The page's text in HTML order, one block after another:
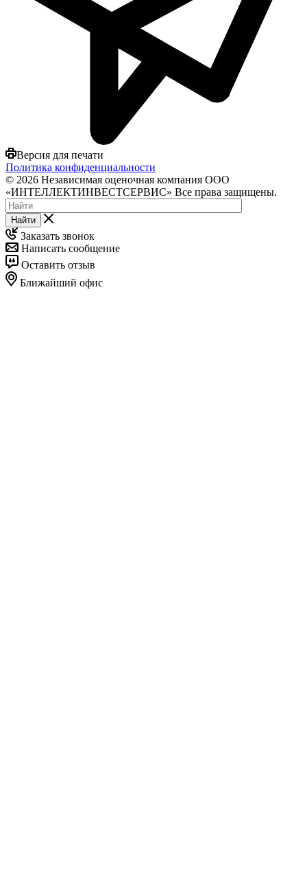
Версия для печати
Политика конфиденциальности
© 2026 Независимая оценочная компания ООО
«ИНТЕЛЛЕКТИНВЕСТСЕРВИС» Все права защищены.
Найти
Заказать звонок
Написать сообщение
Оставить отзыв
Ближайший офис